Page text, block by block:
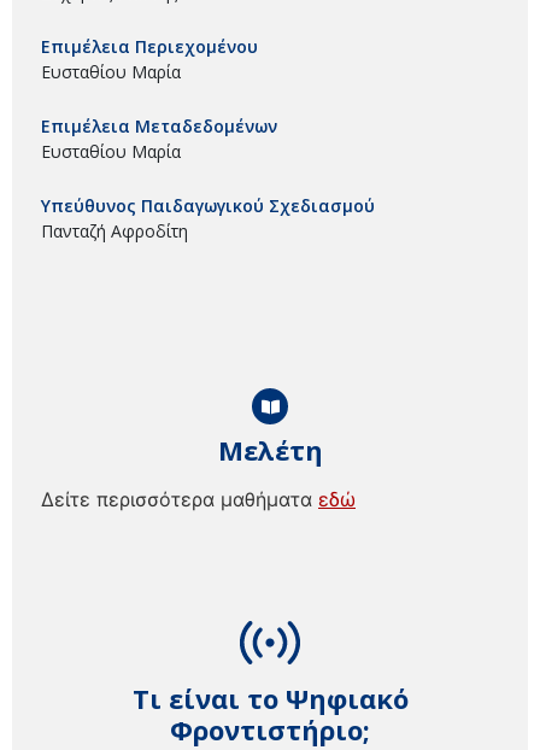
Τι είναι το Ψηφιακό
Φροντιστήριο;
Μελέτη
Δείτε περισσότερα μαθήματα εδώ
Επιμέλεια Περιεχομένου
Ευσταθίου Μαρία
Επιμέλεια Μεταδεδομένων
Ευσταθίου Μαρία
Υπεύθυνος Παιδαγωγικού Σχεδιασμού
Πανταζή Αφροδίτη